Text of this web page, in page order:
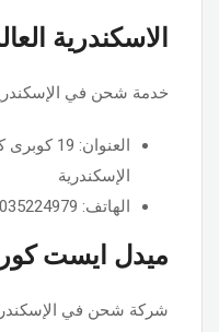
الاسكندرية
خدمة شحن في
العنوان:
الإسكندرية
الهاتف: 035224979
ميدل ايست
شركة شحن في